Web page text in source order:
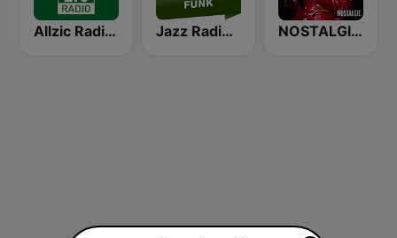
Allzic Radio FUNK Jazz Radio Funk NOSTALGIE SOUL